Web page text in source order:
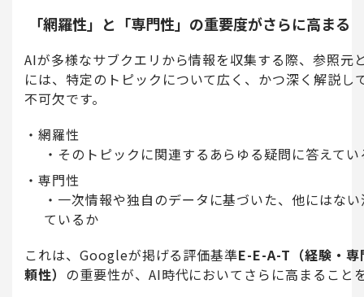
「網羅性」と「専門性」の重要度がさらに高まる
AIが多様なサブクエリから情報を収集する際、参照元
には、特定のトピックについて広く、かつ深く解説し
不可欠です。
網羅性
そのトピックに関連するあらゆる疑問に答えてい
専門性
一次情報や独自のデータに基づいた、他にはな
ているか
これは、Googleが掲げる評価基準E-E-A-T（経験・
頼性） の重要性が、AI時代においてさらに高まること